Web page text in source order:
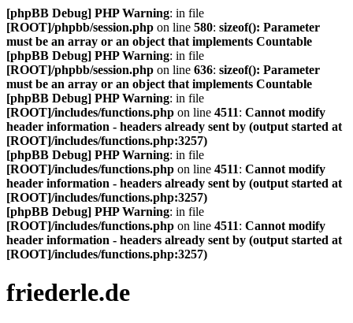
[phpBB Debug] PHP Warning: in file
[ROOT]/phpbb/session.php on line 580: sizeof(): Parameter
must be an array or an object that implements Countable
[phpBB Debug] PHP Warning: in file
[ROOT]/phpbb/session.php on line 636: sizeof(): Parameter
must be an array or an object that implements Countable
[phpBB Debug] PHP Warning: in file
[ROOT]/includes/functions.php on line 4511: Cannot modify
header information - headers already sent by (output started at
[ROOT]/includes/functions.php:3257)
[phpBB Debug] PHP Warning: in file
[ROOT]/includes/functions.php on line 4511: Cannot modify
header information - headers already sent by (output started at
[ROOT]/includes/functions.php:3257)
[phpBB Debug] PHP Warning: in file
[ROOT]/includes/functions.php on line 4511: Cannot modify
header information - headers already sent by (output started at
[ROOT]/includes/functions.php:3257)
friederle.de